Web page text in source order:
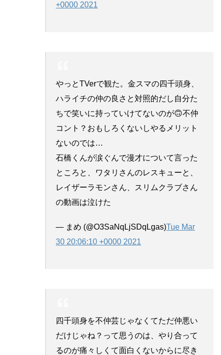
+0000 2021
やっとTVerで観た。金スマの四千頭身、
ハライチの仲の良さと対照的だし自分た
ちで笑いに持っていけてないのが🙃不仲
コント？おもしろくないしやるメリット
ないのでは…
石橋くんが涙ぐんで漫才について言った
ところと、ワタリさんのレスキューと、
レイザーラモンさん、スリムクラブさん
の動画は泣けた
— まめ (@O3SaNqLjSDqLgas)Tue Mar
30 20:06:10 +0000 2021
四千頭身を不仲芸じゃなくてただ仲悪い
だけじゃね？って思うのは、やり合って
るのが痛々しくて面白くないからに尽き